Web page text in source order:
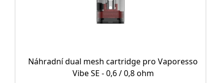
Náhradní dual mesh cartridge pro Vaporesso
Vibe SE - 0,6 / 0,8 ohm